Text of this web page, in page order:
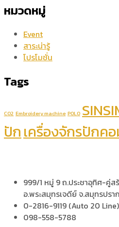
หมวดหมู่
Event
สาระน่ารู้
โปรโมชั่น
Tags
CO2 Embroidery machine POLO
ปักเครื่องจักรปักค
999/1 หมู่ 9 ถ.ประชาอุทิศ-คู่ส
อ.พระสมุทรเจดีย์ จ.สมุทรปรา
0-2816-9119 (Auto 20 Line)
098-558-5788